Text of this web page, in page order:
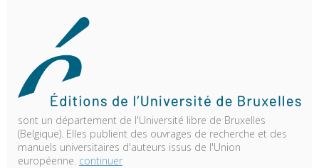
sont un département de l'Université libre de Bruxelles
(Belgique). Elles publient des ouvrages de recherche et des
manuels universitaires d'auteurs issus de l'Union
européenne. continuer